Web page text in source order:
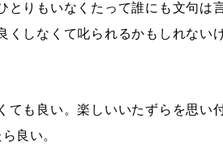
とりもいなくたって誰にも文句は
くしなくて叱られるかもしれない
ても良い。楽しいいたずらを思い
良い。